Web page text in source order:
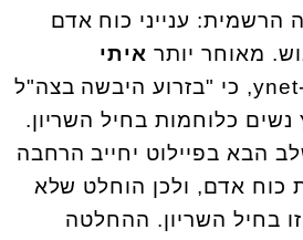
הרשמית: ענייני כוח אדם
מאוחר יותר איתי
הוסיף ב-ynet, כי "בזרוע היבשה בצה"ל
כלוחמות בחיל השריון.
הבא בפיילוט יחייב הרחבה
כוח אדם, ולכן הוחלט שלא
בחיל השריון. ההחלטה